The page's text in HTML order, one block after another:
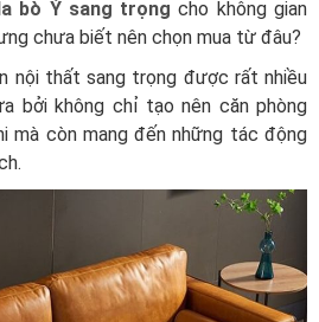
bò Ý sang trọng cho không gian
chưa biết nên chọn mua từ đâu?
nội thất sang trọng được rất nhiều
bởi không chỉ tạo nên căn phòng
mà còn mang đến những tác động